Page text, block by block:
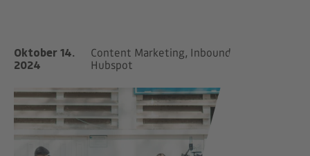
Oktober 14.
2024
Content Marketing, Inbound Marketing,
Hubspot